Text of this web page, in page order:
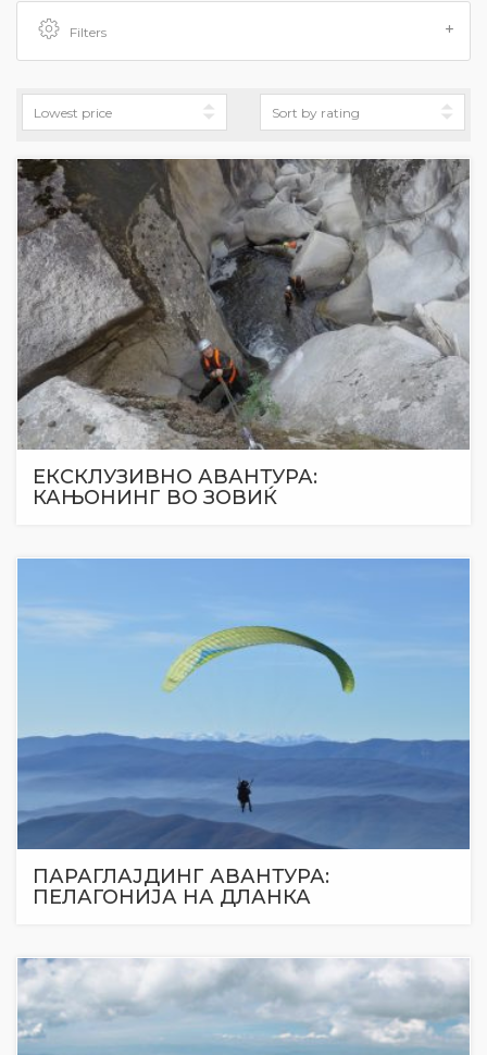
Filters
ЕКСКЛУЗИВНО АВАНТУРА:
КАЊОНИНГ ВО ЗОВИЌ
ПАРАГЛАЈДИНГ АВАНТУРА:
ПЕЛАГОНИЈА НА ДЛАНКА